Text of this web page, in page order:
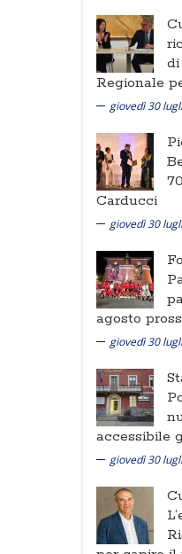
Regionale
giovedì 30
Carducci
giovedì 30
agosto
giovedì 30
accessibile
giovedì 30